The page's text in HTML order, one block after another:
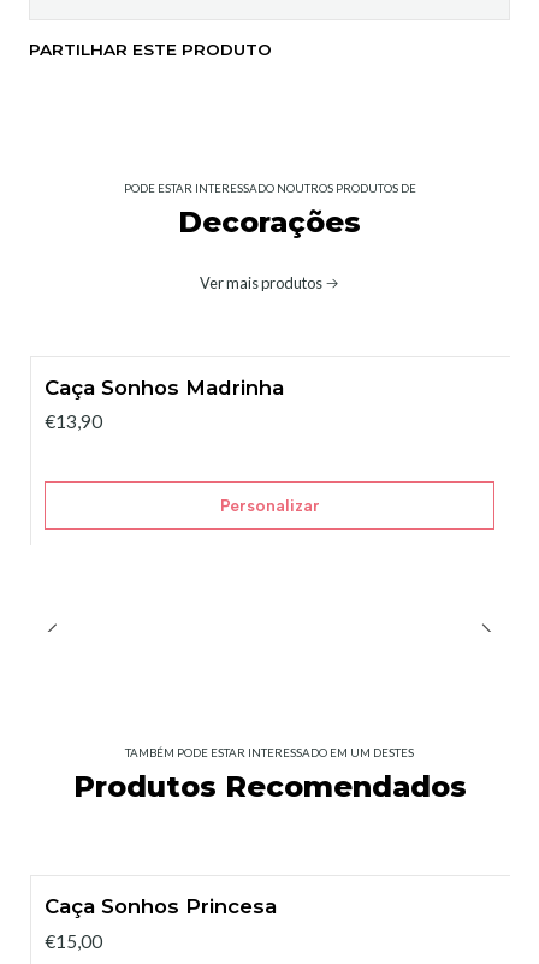
PARTILHAR ESTE PRODUTO
PODE ESTAR INTERESSADO NOUTROS PRODUTOS DE
Decorações
Ver mais produtos
Caça Sonhos Madrinha
€13,90
Personalizar
TAMBÉM PODE ESTAR INTERESSADO EM UM DESTES
Produtos Recomendados
Caça Sonhos Princesa
€15,00